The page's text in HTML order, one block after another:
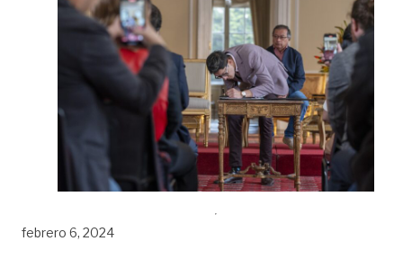
febrero 6, 2024